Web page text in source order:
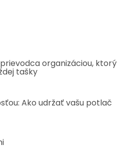
organizáciou, ktorý
tašky
Ako udržať vašu potlač